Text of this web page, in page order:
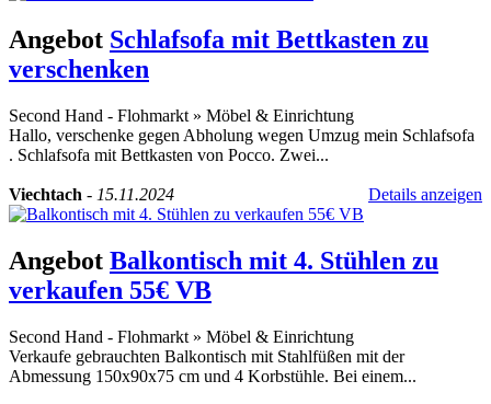
Angebot Schlafsofa mit Bettkasten zu
verschenken
Second Hand - Flohmarkt » Möbel & Einrichtung
Hallo, verschenke gegen Abholung wegen Umzug mein Schlafsofa
. Schlafsofa mit Bettkasten von Pocco. Zwei...
Viechtach - 15.11.2024 Details anzeigen
Angebot Balkontisch mit 4. Stühlen zu
verkaufen 55€ VB
Second Hand - Flohmarkt » Möbel & Einrichtung
Verkaufe gebrauchten Balkontisch mit Stahlfüßen mit der
Abmessung 150x90x75 cm und 4 Korbstühle. Bei einem...